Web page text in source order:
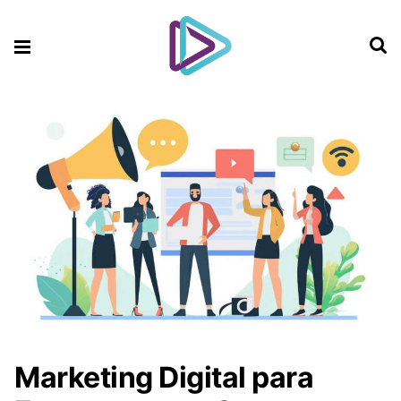
Marketing Digital para